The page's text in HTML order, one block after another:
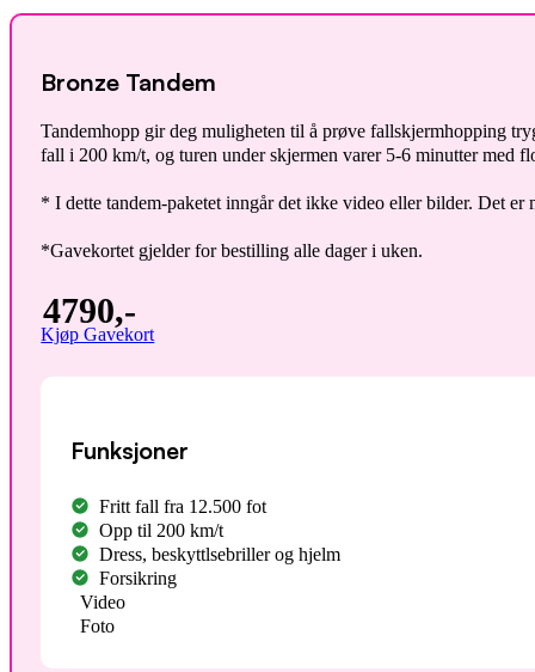
Bronze Tandem
Tandemhopp gir deg muligheten til å prøve fallskjermhopping
fall i 200 km/t, og turen under skjermen varer 5-6 minutter med
* I dette tandem-paketet inngår det ikke video eller bilder. Det er
*Gavekortet gjelder for bestilling alle dager i uken.
4790,-
Kjøp Gavekort
Funksjoner
Fritt fall fra 12.500 fot
Opp til 200 km/t
Dress, beskyttlsebriller og hjelm
Forsikring
Video
Foto